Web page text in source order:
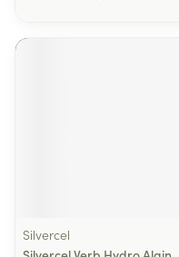
Silvercel